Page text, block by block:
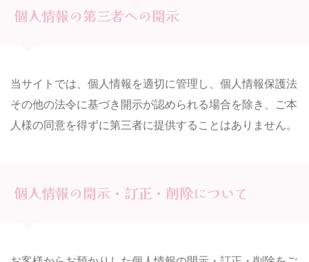
個人情報の第三者への開示
当サイトでは、個人情報を適切に管理し、個人情報保護法
その他の法令に基づき開示が認められる場合を除き、ご本
人様の同意を得ずに第三者に提供することはありません。
個人情報の開示・訂正・削除について